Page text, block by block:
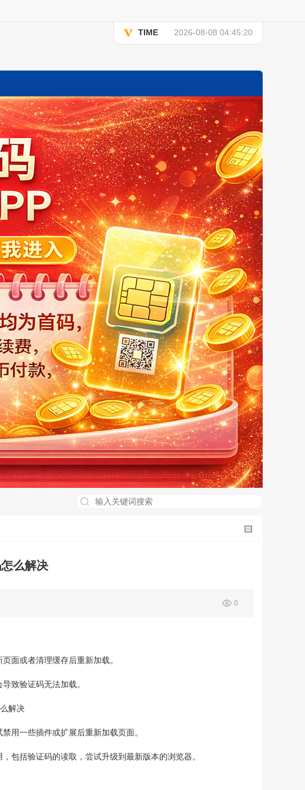
TIME 2026-08-08 04:45:20
么解决
0
面或者清理缓存后重新加载。
致验证码无法加载。
用一些插件或扩展后重新加载页面。
包括验证码的读取，尝试升级到最新版本的浏览器。